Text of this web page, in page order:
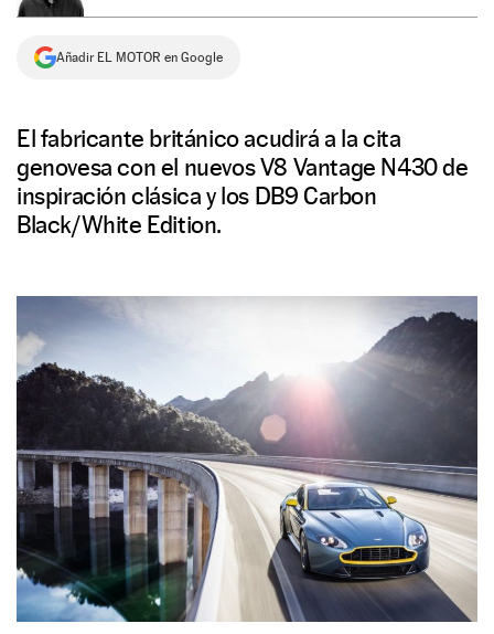
Añadir EL MOTOR en Google
El fabricante británico acudirá a la cita
genovesa con el nuevos V8 Vantage N430 de
inspiración clásica y los DB9 Carbon
Black/White Edition.